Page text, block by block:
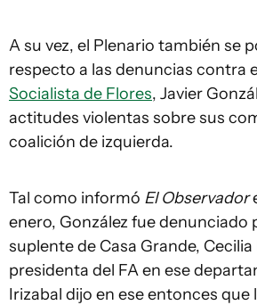
A su vez, el Plenario también se
respecto a las denuncias contra
Socialista de Flores, Javier
actitudes violentas sobre sus
coalición de izquierda.
Tal como informó El Observador
enero, González fue denunciado
suplente de Casa Grande, Cecilia
presidenta del FA en ese
Irizabal dijo en ese entonces que